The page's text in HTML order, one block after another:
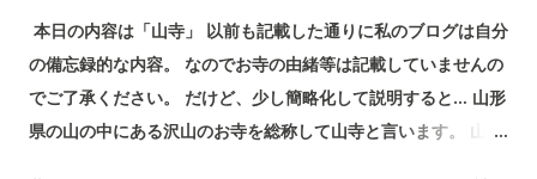
本日の内容は「山寺」 以前も記載した通りに私のブログは自分
の備忘録的な内容。 なのでお寺の由緒等は記載していませんの
でご了承ください。 だけど、少し簡略化して説明すると… 山形
県の山の中にある沢山のお寺を総称して山寺と言います。 山形